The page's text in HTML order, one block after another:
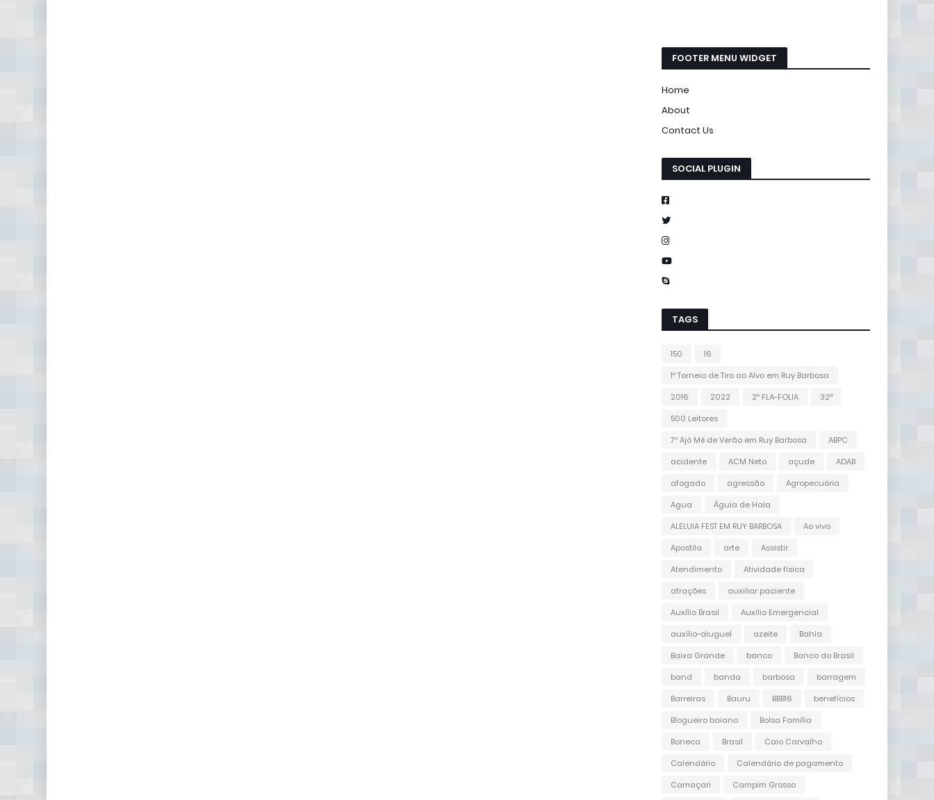
FOOTER MENU WIDGET
Home
About
Contact Us
SOCIAL PLUGIN
TAGS
150
16
1º Torneio de Tiro ao Alvo em Ruy Barbosa
2016
2022 2º FLA-FOLIA
32ª
500 Leitores
7º Ajá Mé de Verão em Ruy Barbosa
ABPC
acidente
ACM Neto açude
ADAB
afogado
agressão
Agropecuária
Agua
Águia de Haia
ALELUIA FEST EM RUY BARBOSA
Ao vivo
Apostila
arte
Assistir
Atendimento
Atividade física
atrações
auxiliar paciente
Auxílio Brasil
Auxílio Emergencial
auxílio-aluguel
azeite
Bahia
Baixa Grande
banco
Banco do Brasil
band
banda barbosa
barragem
Barreiras
Bauru BBB16
benefícios
Blogueiro baiano
Bolsa Família
Boneca
Brasil
Caio Carvalho
Calendário
Calendário de pagamento
Camaçari
Campim Grosso